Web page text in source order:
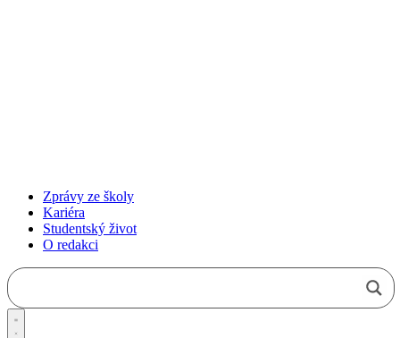
Zprávy ze školy
Kariéra
Studentský život
O redakci